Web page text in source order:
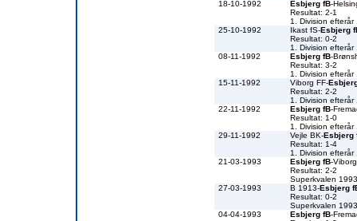
18-10-1992
Esbjerg fB-
Resultat: 2-1
1. Division efterår
25-10-1992
Ikast fS-Esbjerg
Resultat: 0-2
1. Division efterår
08-11-1992
Esbjerg fB-
Resultat: 3-2
1. Division efterår
15-11-1992
Viborg FF-
Resultat: 2-2
1. Division efterår
22-11-1992
Esbjerg fB-
Resultat: 1-0
1. Division efterår
29-11-1992
Vejle BK-Esbjerg
Resultat: 1-4
1. Division efterår
21-03-1993
Esbjerg fB-
Resultat: 2-2
Superkvalen 1993
27-03-1993
B 1913-Esbjerg
Resultat: 0-2
Superkvalen 1993
04-04-1993
Esbjerg fB-